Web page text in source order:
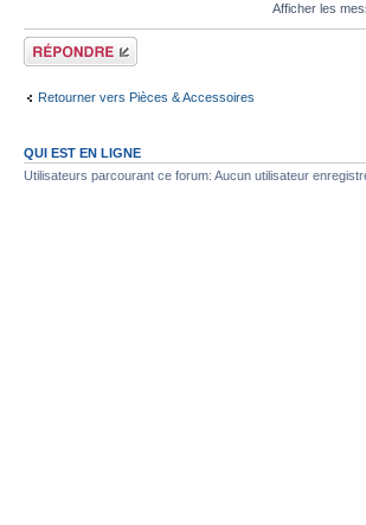
Afficher les
Répondre
Retourner vers Pièces & Accessoires
QUI EST EN LIGNE
Utilisateurs parcourant ce forum: Aucun utilisateur